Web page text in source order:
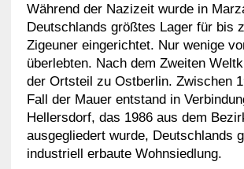
Während der Nazizeit wurde in
Deutschlands größtes Lager für bis
Zigeuner eingerichtet. Nur wenige
überlebten. Nach dem Zweiten
der Ortsteil zu Ostberlin. Zwischen
Fall der Mauer entstand in
Hellersdorf, das 1986 aus dem
ausgegliedert wurde, Deutschlands
industriell erbaute Wohnsiedlung.